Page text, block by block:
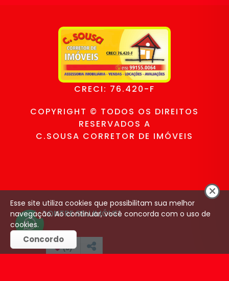
CRECI: 76.420-F
COPYRIGHT © TODOS OS DIREITOS
RESERVADOS A
C.SOUSA CORRETOR DE IMÓVEIS
ENCONTRE SEU IMÓVEL
Venda (28)
Aluguel (2)
1
(0)
Esse site utiliza cookies que possibilitam sua melhor
navegação. Ao continuar, você concorda com o uso de
cookies.
Concordo